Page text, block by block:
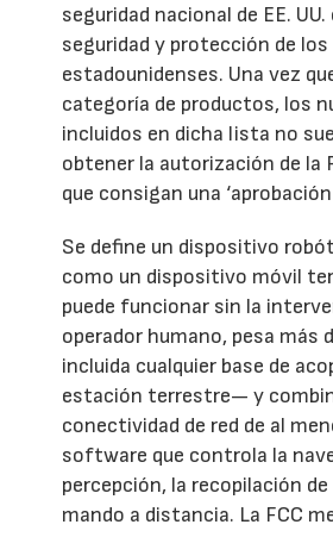
seguridad nacional de EE. UU.
seguridad y protección de los
estadounidenses. Una vez
categoría de productos, los
incluidos en dicha lista no
obtener la autorización de la
que consigan una
Se define un dispositivo
como un dispositivo móvil
puede funcionar sin la
operador humano, pesa más
incluida cualquier base de
estación terrestre— y
conectividad de red de al
software que controla la
percepción, la recopilación
mando a distancia. La FCC